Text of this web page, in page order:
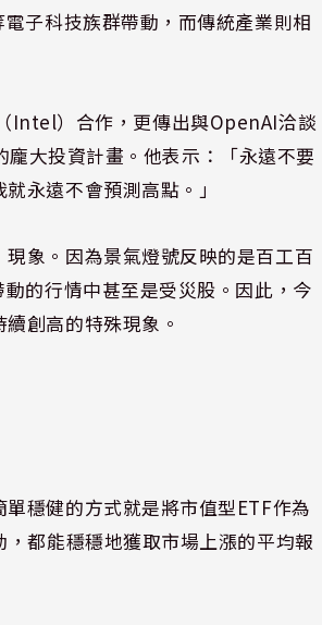
子科技族群帶動，而傳統產業則相
Intel）合作，更傳出與OpenAI洽談
大投資計畫。他表示：「永遠不要
永遠不會預測高點。」
象。因為景氣燈號反映的是百工百
的行情中甚至是受災股。因此，今
創高的特殊現象。
穩健的方式就是將市值型ETF作為
都能穩穩地獲取市場上漲的平均報